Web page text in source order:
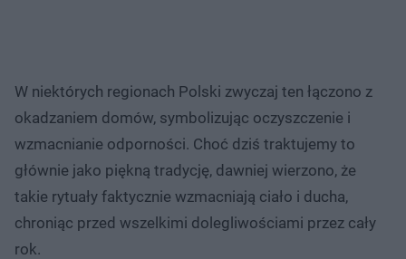
W niektórych regionach Polski zwyczaj ten łączono z
okadzaniem domów, symbolizując oczyszczenie i
wzmacnianie odporności. Choć dziś traktujemy to
głównie jako piękną tradycję, dawniej wierzono, że
takie rytuały faktycznie wzmacniają ciało i ducha,
chroniąc przed wszelkimi dolegliwościami przez cały
rok.